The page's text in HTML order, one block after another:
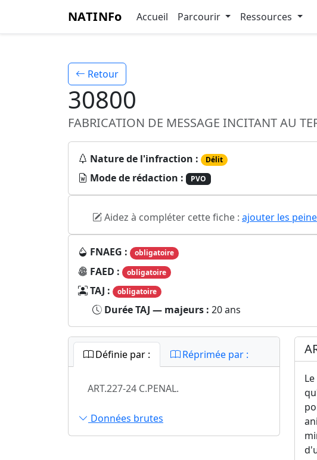
NATINFo Accueil Parcourir Ressources
Retour
30800
FABRICATION DE MESSAGE INCITANT AU
Nature de l'infraction : Délit
Mode de rédaction : PVO
Aidez à compléter cette fiche : ajouter les
FNAEG : obligatoire
FAED : obligatoire
TAJ : obligatoire
Durée TAJ — majeurs : 20 ans
Définie par : Réprimée par :
ART.227-24 C.PENAL.
Données brutes